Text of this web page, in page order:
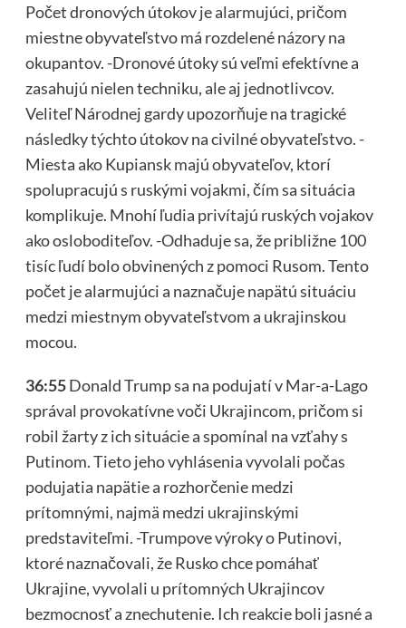
Počet dronových útokov je alarmujúci, pričom
miestne obyvateľstvo má rozdelené názory na
okupantov. -Dronové útoky sú veľmi efektívne a
zasahujú nielen techniku, ale aj jednotlivcov.
Veliteľ Národnej gardy upozorňuje na tragické
následky týchto útokov na civilné obyvateľstvo. -
Miesta ako Kupiansk majú obyvateľov, ktorí
spolupracujú s ruskými vojakmi, čím sa situácia
komplikuje. Mnohí ľudia privítajú ruských vojakov
ako osloboditeľov. -Odhaduje sa, že približne 100
tisíc ľudí bolo obvinených z pomoci Rusom. Tento
počet je alarmujúci a naznačuje napätú situáciu
medzi miestnym obyvateľstvom a ukrajinskou
mocou.
36:55Donald Trump sa na podujatí v Mar-a-Lago
správal provokatívne voči Ukrajincom, pričom si
robil žarty z ich situácie a spomínal na vzťahy s
Putinom. Tieto jeho vyhlásenia vyvolali počas
podujatia napätie a rozhorčenie medzi
prítomnými, najmä medzi ukrajinskými
predstaviteľmi. -Trumpove výroky o Putinovi,
ktoré naznačovali, že Rusko chce pomáhať
Ukrajine, vyvolali u prítomných Ukrajincov
bezmocnosť a znechutenie. Ich reakcie boli jasné a